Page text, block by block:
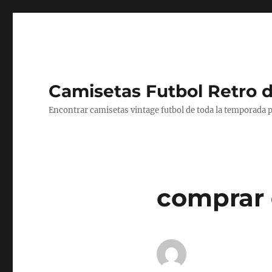
Camisetas Futbol Retro
Encontrar camisetas vintage futbol de toda la temporada
comprar